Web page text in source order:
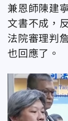
兼恩師陳建
文書不成，
法院審理判
也回應了。